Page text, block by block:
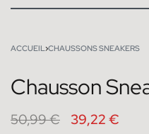
ACCUEIL›CHAUSSONS SNEAKERS
Chausson
50,99€ 39,22 €